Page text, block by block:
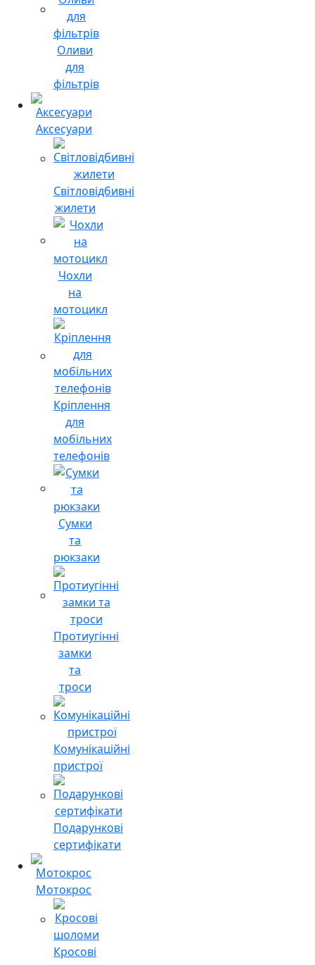
Оливи
для
фільтрів
Аксесуари
Світловідбивні
жилети
Чохли
на
мотоцикл
Кріплення
для
мобільних
телефонів
Сумки
та
рюкзаки
Протиугінні
замки
та
троси
Комунікаційні
пристрої
Подарункові
сертифікати
Мотокрос
Кросові